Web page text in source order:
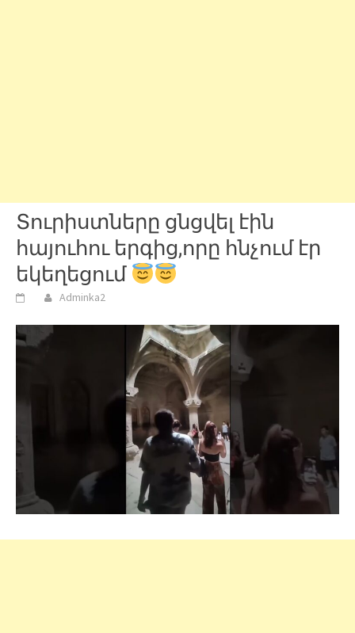
Տուրիստները ցնցվել էին
հայուհու երգից,որը հնչում էր
եկեղեցում
Adminka2